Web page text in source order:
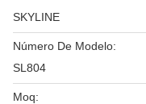
SKYLINE
Número De Modelo:
SL804
Moq: